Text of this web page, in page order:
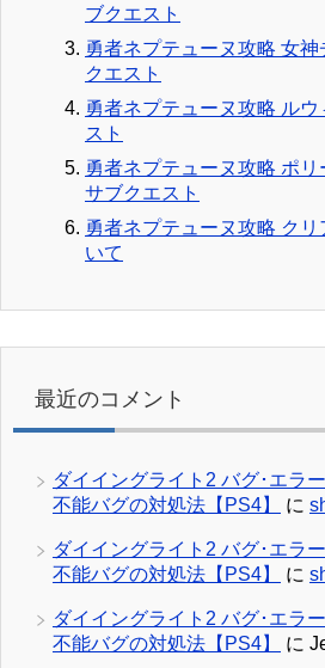
ブクエスト
勇者ネプテューヌ攻略 女
クエスト
勇者ネプテューヌ攻略 ル
スト
勇者ネプテューヌ攻略 ポ
サブクエスト
勇者ネプテューヌ攻略 ク
いて
最近のコメント
ダイイングライト2 バグ･エラ
不能バグの対処法【PS4】
に
ダイイングライト2 バグ･エラ
不能バグの対処法【PS4】
に
ダイイングライト2 バグ･エラ
不能バグの対処法【PS4】
に